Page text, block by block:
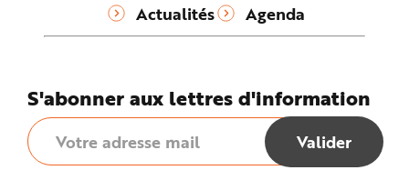
Actualités Agenda
S'abonner aux lettres d'information